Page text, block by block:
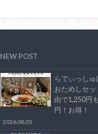
NEW POST
らでぃっし
おためしセ
由で1,250円
円！お得！
2026.08.05